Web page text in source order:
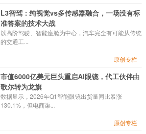
L3智驾：纯视觉vs多传感器融合，一场没有标
准答案的技术大战
以高阶驾驶、智能座舱为中心，汽车完全有可能从传统
的交通工...
原创专栏
市值6000亿美元巨头重启AI眼镜，代工伙伴由
歌尔转为龙旗
数据显示，2026年Q1智能眼镜出货量同比暴涨
130.1%，但电商渠...
原创专栏